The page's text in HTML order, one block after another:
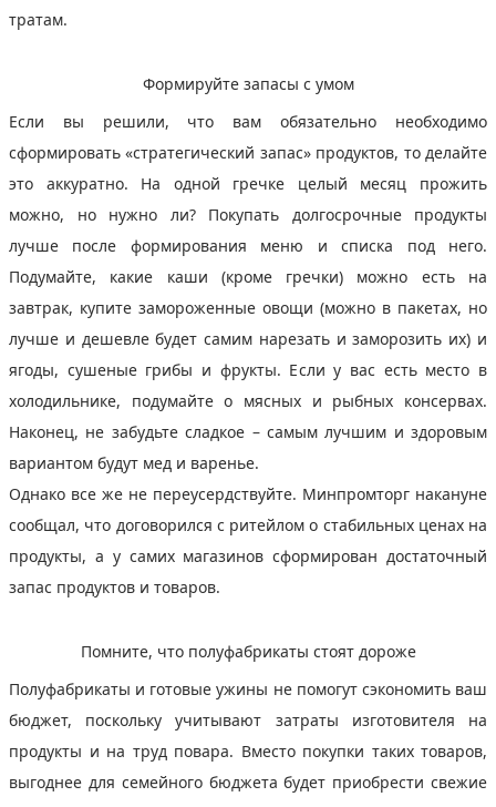
тратам.
Формируйте запасы с умом
Если вы решили, что вам обязательно необходимо
сформировать «стратегический запас» продуктов, то делайте
это аккуратно. На одной гречке целый месяц прожить
можно, но нужно ли? Покупать долгосрочные продукты
лучше после формирования меню и списка под него.
Подумайте, какие каши (кроме гречки) можно есть на
завтрак, купите замороженные овощи (можно в пакетах, но
лучше и дешевле будет самим нарезать и заморозить их) и
ягоды, сушеные грибы и фрукты. Если у вас есть место в
холодильнике, подумайте о мясных и рыбных консервах.
Наконец, не забудьте сладкое – самым лучшим и здоровым
вариантом будут мед и варенье.
Однако все же не переусердствуйте. Минпромторг накануне
сообщал, что договорился с ритейлом о стабильных ценах на
продукты, а у самих магазинов сформирован достаточный
запас продуктов и товаров.
Помните, что полуфабрикаты стоят дороже
Полуфабрикаты и готовые ужины не помогут сэкономить ваш
бюджет, поскольку учитывают затраты изготовителя на
продукты и на труд повара. Вместо покупки таких товаров,
выгоднее для семейного бюджета будет приобрести свежие